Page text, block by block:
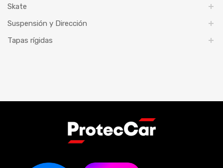
Skate
Suspensión y Dirección
Tapas rígidas